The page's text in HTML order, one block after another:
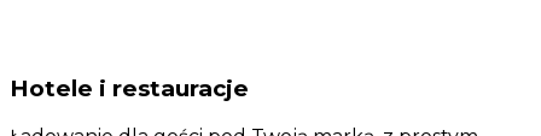
Hotele i restauracje